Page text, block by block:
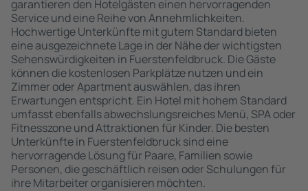
garantieren den Hotelgästen einen hervorragenden
Service und eine Reihe von Annehmlichkeiten.
Hochwertige Unterkünfte mit gutem Standard bieten
eine ausgezeichnete Lage in der Nähe der wichtigsten
Sehenswürdigkeiten in Fuerstenfeldbruck. Die Gäste
können die kostenlosen Parkplätze nutzen und ein
Zimmer oder Apartment auswählen, das ihren
Erwartungen entspricht. Ein Hotel mit hohem Standard
umfasst ebenfalls abwechslungsreiches Menü, SPA oder
Fitnesszone und Attraktionen für Kinder. Die besten
Unterkünfte in Fuerstenfeldbruck sind eine
hervorragende Lösung für Paare, Familien sowie
Personen, die geschäftlich reisen oder Schulungen für
ihre Mitarbeiter organisieren möchten.